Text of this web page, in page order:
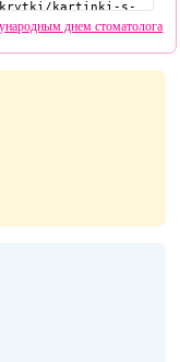
днем стоматолога